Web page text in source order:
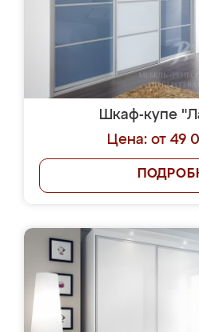
Шкаф-купе
Цена: от 49